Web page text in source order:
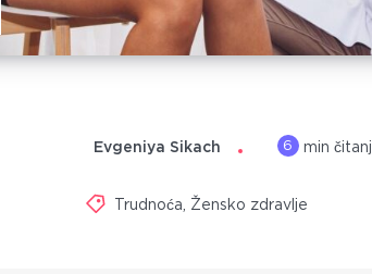
Evgeniya Sikach 6 min
Trudnoća Žensko zdravlje